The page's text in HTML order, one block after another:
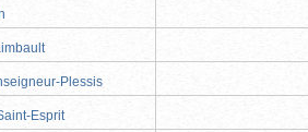
Plessis
Esprit